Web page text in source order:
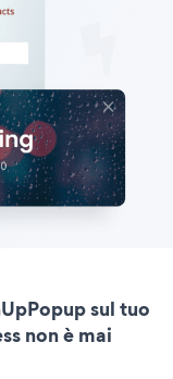
sul tuo
non è mai